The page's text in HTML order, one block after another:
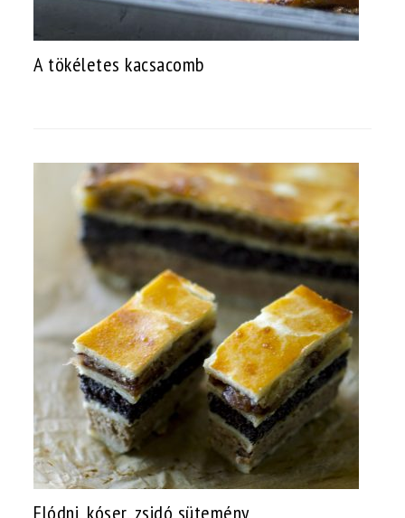
A tökéletes kacsacomb
Flódni, kóser, zsidó sütemény